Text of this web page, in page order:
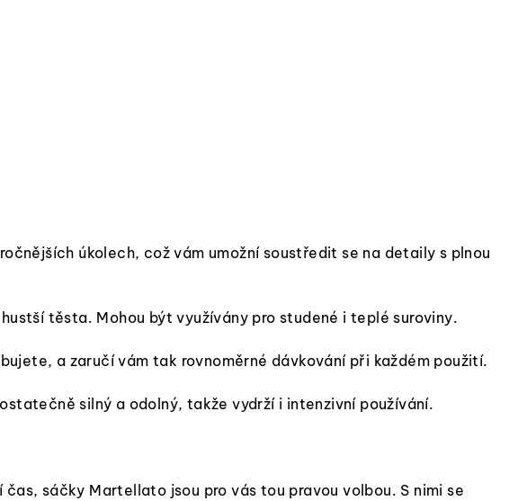
úkolech, což vám umožní soustředit se na detaily s plnou
těsta. Mohou být využívány pro studené i teplé suroviny.
a zaručí vám tak rovnoměrné dávkování při každém použití.
silný a odolný, takže vydrží i intenzivní používání.
sáčky Martellato jsou pro vás tou pravou volbou. S nimi se